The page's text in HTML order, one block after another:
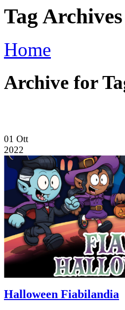
Tag
Home
Archive for
01 Ott
2022
Halloween Fiabilandia